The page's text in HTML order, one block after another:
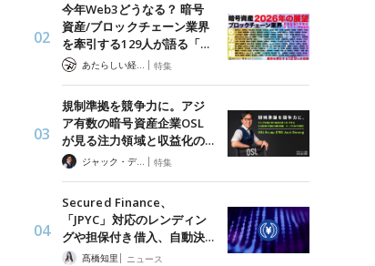
今年Web3どうなる？ 暗号
資産/ブロックチェーン業界
を牽引する129人が語る「…
あたらしい経済 編集部 | 特集
規制準拠を競争力に。アジ
ア有数の暗号資産企業OSL
が見る注力領域と収益化の…
ジャック・デロン（Jack Derong） | 特集
Secured Finance、
「JPYC」対応のレンディン
グや担保付き借入、自動決…
髙橋知里 | ニュース